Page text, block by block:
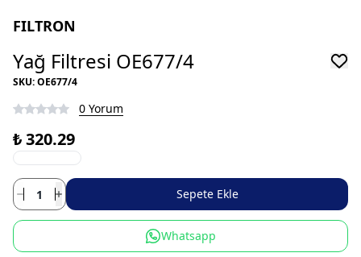
FILTRON
Yağ Filtresi OE677/4
SKU:OE677/4
0 Yorum
₺ 320.29
Sepete Ekle
Whatsapp